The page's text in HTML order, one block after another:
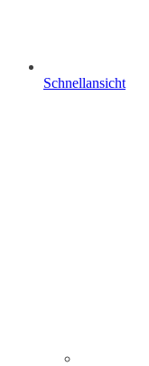
Schnellansicht